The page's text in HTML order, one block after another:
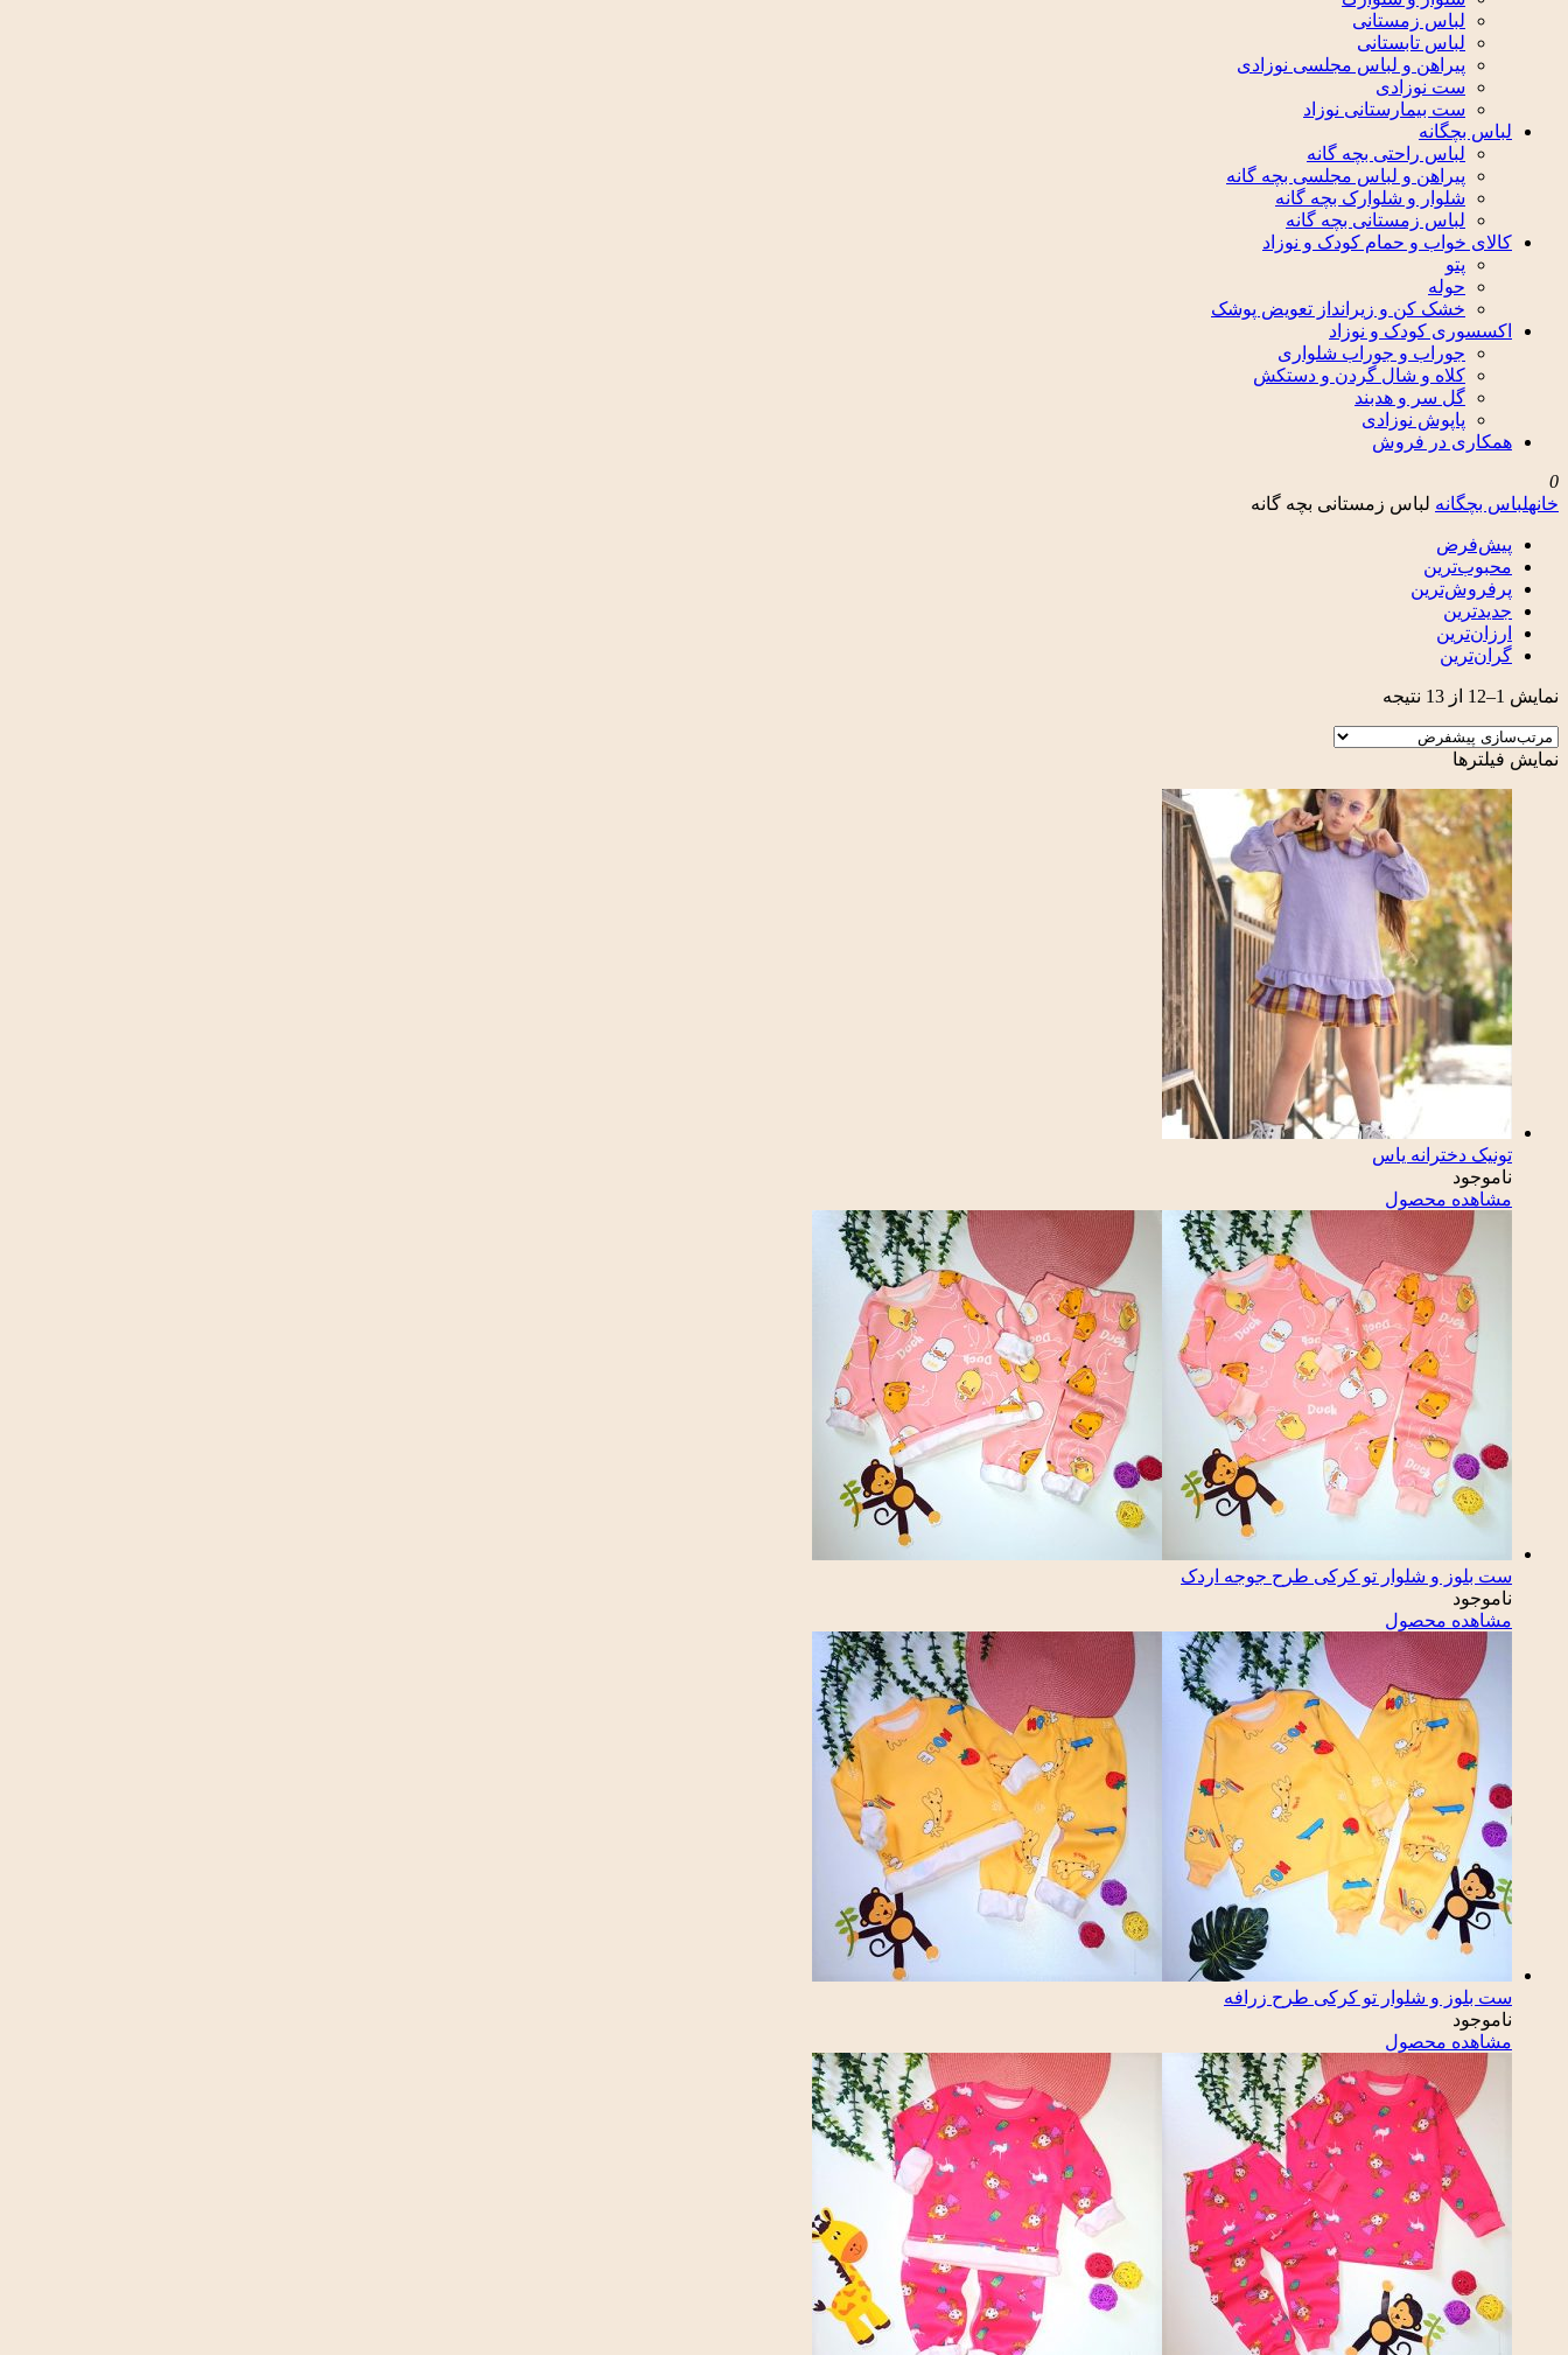
لباس زمستانی
لباس تابستانی
پیراهن و لباس مجلسی نوزادی
ست نوزادی
ست بیمارستانی نوزاد
لباس بچگانه
لباس راحتی بچه گانه
پیراهن و لباس مجلسی بچه گانه
شلوار و شلوارک بچه گانه
لباس زمستانی بچه گانه
کالای خواب و حمام کودک و نوزاد
پتو
حوله
خشک کن و زیرانداز تعویض پوشک
اکسسوری کودک و نوزاد
جوراب و جوراب شلواری
کلاه و شال گردن و دستکش
گل سر و هدبند
پاپوش نوزادی
همکاری در فروش
0
خانهلباس بچگانه لباس زمستانی بچه گانه
پیش‌فرض
محبوب‌ترین
پرفروش‌ترین
جدیدترین
ارزان‌ترین
گران‌ترین
نمایش 1–12 از 13 نتیجه
نمایش فیلترها
تونیک دخترانه یاس
ناموجود
مشاهده محصول
ست بلوز و شلوار تو کرکی طرح جوجه اردک
ناموجود
مشاهده محصول
ست بلوز و شلوار تو کرکی طرح زرافه
ناموجود
مشاهده محصول